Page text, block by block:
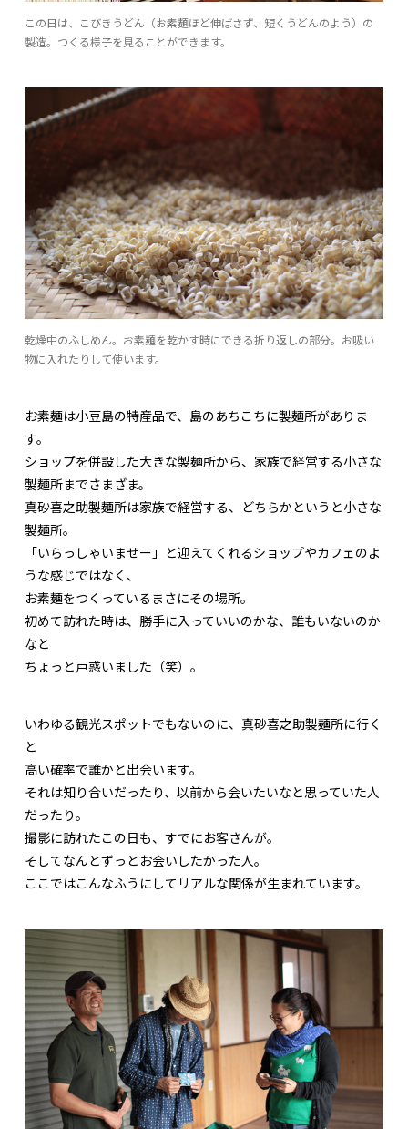
この日は、こびきうどん（お素麺ほど伸ばさず、短くうどんのよう）の
製造。つくる様子を見ることができます。
乾燥中のふしめん。お素麺を乾かす時にできる折り返しの部分。お吸い
物に入れたりして使います。
お素麺は小豆島の特産品で、島のあちこちに製麺所がありま
す。
ショップを併設した大きな製麺所から、家族で経営する小さな
製麺所までさまざま。
真砂喜之助製麺所は家族で経営する、どちらかというと小さな
製麺所。
「いらっしゃいませー」と迎えてくれるショップやカフェのよ
うな感じではなく、
お素麺をつくっているまさにその場所。
初めて訪れた時は、勝手に入っていいのかな、誰もいないのか
なと
ちょっと戸惑いました（笑）。
いわゆる観光スポットでもないのに、真砂喜之助製麺所に行く
と
高い確率で誰かと出会います。
それは知り合いだったり、以前から会いたいなと思っていた人
だったり。
撮影に訪れたこの日も、すでにお客さんが。
そしてなんとずっとお会いしたかった人。
ここではこんなふうにしてリアルな関係が生まれています。